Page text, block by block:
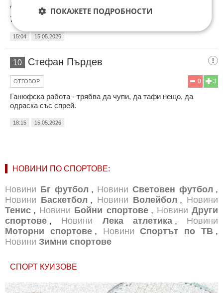
До коментар
7 клас динамовец?
15:04 15.05.2026
10 Стефан Пърдев
3
0
ОТГОВОР
Ганюфска работа - трябва да чупи, да тафи нещо, да
одраска със спрей.
18:15 15.05.2026
НОВИНИ ПО СПОРТОВЕ:
Новини Бг футбол , Новини Световен футбол ,
Новини Баскетбол , Новини Волейбол , Новини
Тенис , Новини Бойни спортове , Новини Други
спортове , Новини Лека атлетика , Новини
Моторни спортове , Новини Спортът по ТВ ,
Новини Зимни спортове
СПОРТ КУИЗОВЕ
ПОКАЖЕТЕ ПОДРОБНОСТИ